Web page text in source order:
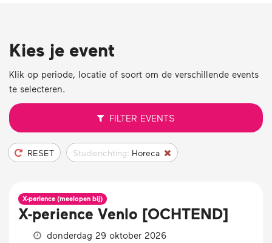
Kies je event
Klik op periode, locatie of soort om de verschillende events
te selecteren.
FILTER EVENTS
RESET Studierichting: Horeca
X-perience (meelopen bij)
X-perience Venlo [OCHTEND]
donderdag 29 oktober 2026